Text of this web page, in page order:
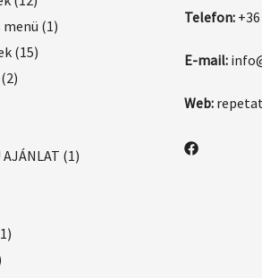
menü (1)
(15)
(2)
(1)
Telefon:
E-mail:
Web: